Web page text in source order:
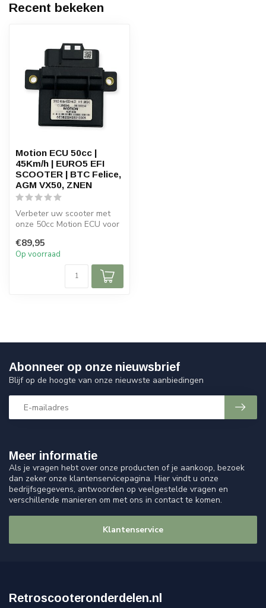
Recent bekeken
Motion ECU 50cc |
45Km/h | EURO5 EFI
SCOOTER | BTC Felice,
AGM VX50, ZNEN
Verbeter uw scooter met
onze 50cc Motion ECU voor
45 k...
€89,95
Op voorraad
Meer informatie
Als je vragen hebt over onze producten of je aankoop, bezoek
dan zeker onze klantenservicepagina. Hier vindt u onze
bedrijfsgegevens, antwoorden op veelgestelde vragen en
verschillende manieren om met ons in contact te komen.
Klantenservice
Abonneer op onze nieuwsbrief
Blijf op de hoogte van onze nieuwste aanbiedingen
Retroscooteronderdelen.nl